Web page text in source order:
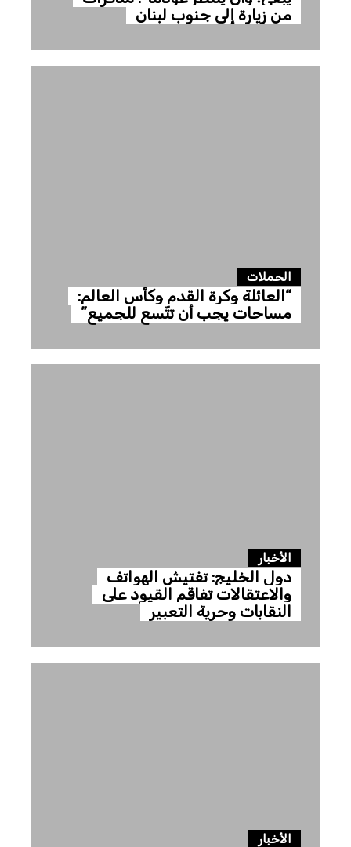
من زيارة إلى جنوب لبنان
الحملات
“العائلة وكرة القدم وكأس العالم:
مساحات يجب أن تتّسع للجميع”
الأخبار
دول الخليج: تفتيش الهواتف
والاعتقالات تفاقم القيود على
النقابات وحرية التعبير
الأخبار